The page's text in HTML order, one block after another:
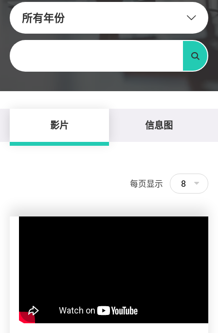
所有年份
关键字
搜寻
影片 信息图
每页显示 8